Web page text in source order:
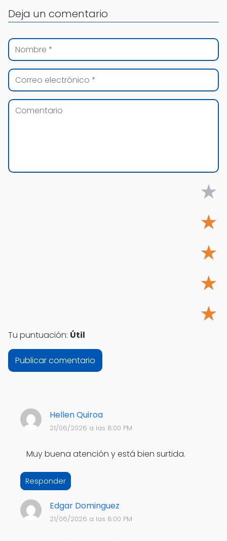
Hellen Quiroa
21/06/2026 a las 8:00 PM
Muy buena atención y está bien surtida.
Responder
Edgar Dominguez
21/06/2026 a las 8:00 PM
Deja un comentario
★
★
★
★
★
Tu puntuación: Útil